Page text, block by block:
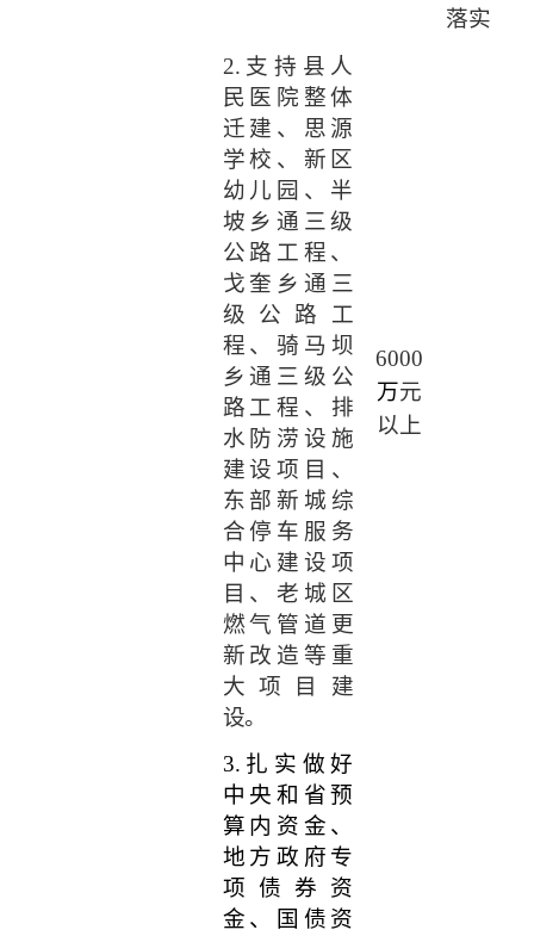
落实
2. 支持县人
民医院整体
迁建、思源
学校、新区
幼儿园、半
坡乡通三级
公路工程 、
戈奎乡通三
级公路工
程、骑马坝
乡通三级公
路工程、 排
水防涝设施
建设项目、
东部新城综
合停车服务
中心建设项
目、老城区
燃气管道更
新改造等重
大项目建
设。
6000
万元
以上
3. 扎实做好
中央和省预
算内资金、
地方政府专
项债券资
金 、 国债 资